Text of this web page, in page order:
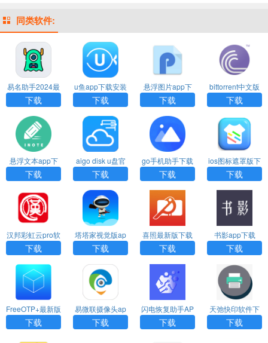
同类软件:
易名助手2024最
新版
下载
u鱼app下载安装
下载
悬浮图片app下
载
下载
bittorrent中文版
下载
下载
悬浮文本app下
载安装
下载
aigo disk u盘官
方版下载
下载
go手机助手下载
安装
下载
ios图标遮罩版下
载
下载
汉邦彩虹云pro软
件下载安装
下载
塔塔家视觉版ap
p下载
下载
喜照最新版下载
下载
书影app下载
下载
FreeOTP+最新版
下载
下载
易微联摄像头ap
p官方下载
下载
闪电恢复助手AP
P安卓版下载
下载
天弛快印软件下
载
下载